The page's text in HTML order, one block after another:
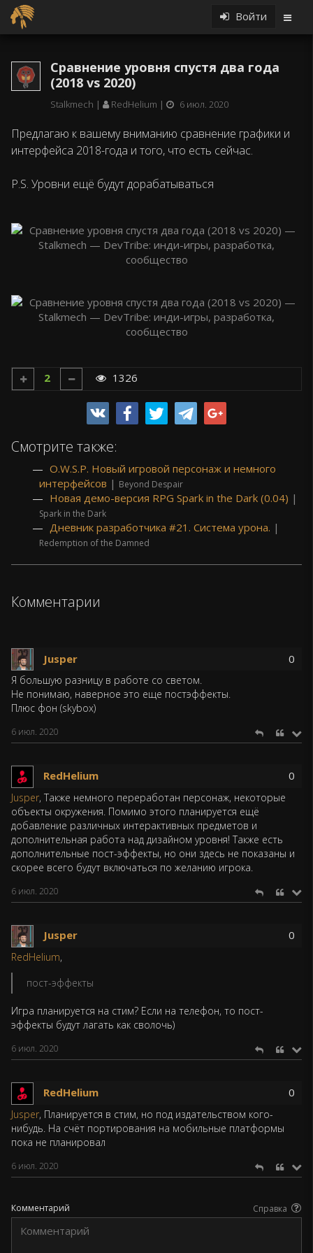
Войти
Сравнение уровня спустя два года
(2018 vs 2020)
Stalkmech RedHelium 6 июл. 2020
Предлагаю к вашему вниманию сравнение графики и
интерфейса 2018-года и того, что есть сейчас.
P.S. Уровни ещё будут дорабатываться
2 1326
Смотрите также:
O.W.S.P. Новый игровой персонаж и немного
интерфейсов | Beyond Despair
Новая демо-версия RPG Spark in the Dark (0.04) |
Spark in the Dark
Дневник разработчика #21. Система урона. |
Redemption of the Damned
Комментарии
Jusper 0
Я большую разницу в работе со светом.
Не понимаю, наверное это еще постэффекты.
Плюс фон (skybox)
6 июл. 2020
RedHelium 0
Jusper, Также немного переработан персонаж, некоторые
объекты окружения. Помимо этого планируется ещё
добавление различных интерактивных предметов и
дополнительная работа над дизайном уровня! Также есть
дополнительные пост-эффекты, но они здесь не показаны и
скорее всего будут включаться по желанию игрока.
6 июл. 2020
Jusper 0
RedHelium,
пост-эффекты
Игра планируется на стим? Если на телефон, то пост-
эффекты будут лагать как сволочь)
6 июл. 2020
RedHelium 0
Jusper, Планируется в стим, но под издательством кого-
нибудь. На счёт портирования на мобильные платформы
пока не планировал
6 июл. 2020
Комментарий Справка